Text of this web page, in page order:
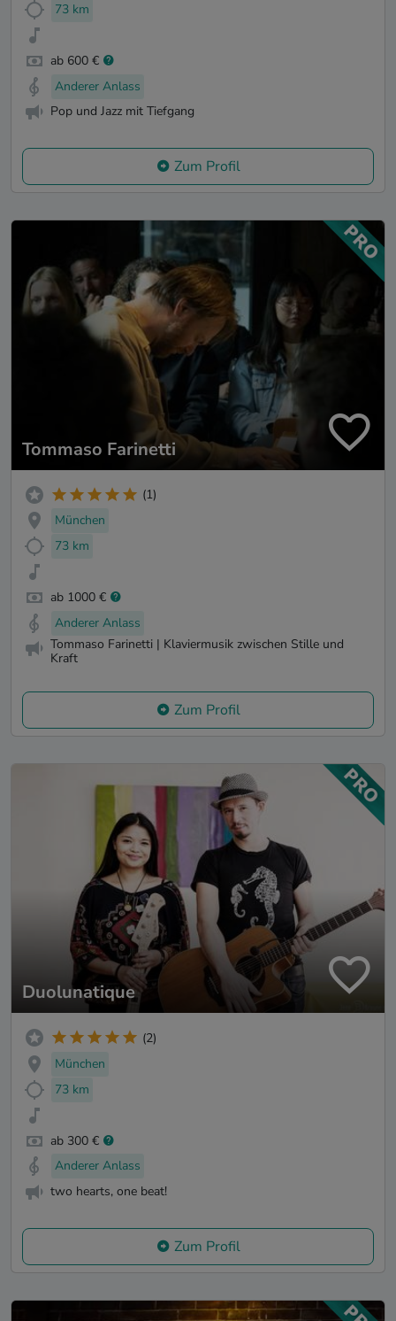
73 km
ab 600 €
Anderer Anlass
Pop und Jazz mit Tiefgang
Zum Profil
Tommaso Farinetti
(1)
München
73 km
ab 1000 €
Anderer Anlass
Tommaso Farinetti | Klaviermusik zwischen Stille und
Kraft
Zum Profil
Duolunatique
(2)
München
73 km
ab 300 €
Anderer Anlass
two hearts, one beat!
Zum Profil